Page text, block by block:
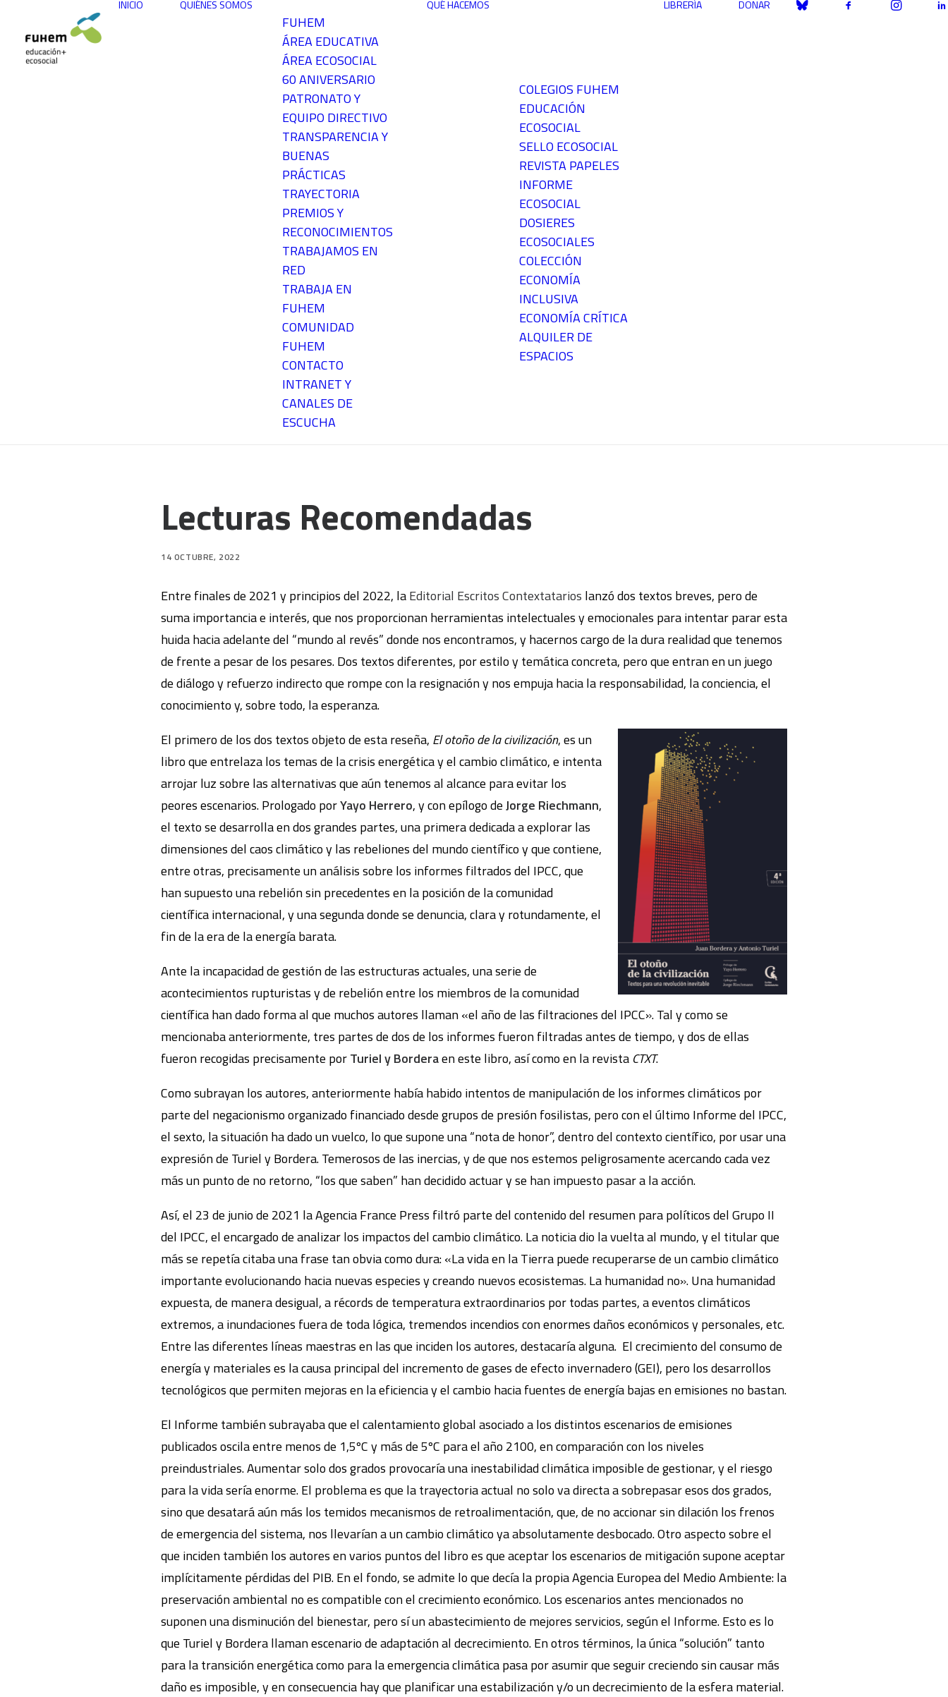
INICIO QUIÉNES SOMOS
FUHEM
ÁREA EDUCATIVA
ÁREA ECOSOCIAL
60 ANIVERSARIO
PATRONATO Y
EQUIPO DIRECTIVO
TRANSPARENCIA Y
BUENAS
PRÁCTICAS
TRAYECTORIA
PREMIOS Y
RECONOCIMIENTOS
TRABAJAMOS EN
RED
TRABAJA EN
FUHEM
COMUNIDAD
FUHEM
CONTACTO
INTRANET Y
CANALES DE
ESCUCHA
QUÉ HACEMOS
COLEGIOS FUHEM
EDUCACIÓN
ECOSOCIAL
SELLO ECOSOCIAL
REVISTA PAPELES
INFORME
ECOSOCIAL
DOSIERES
ECOSOCIALES
COLECCIÓN
ECONOMÍA
INCLUSIVA
ECONOMÍA CRÍTICA
ALQUILER DE
ESPACIOS
LIBRERÍA DONAR
Lecturas Recomendadas
14 OCTUBRE, 2022
Entre finales de 2021 y principios del 2022, laEditorial Escritos Contextatarios lanzó dos textos breves, pero de
suma importancia e interés, que nos proporcionan herramientas intelectuales y emocionales para intentar parar esta
huida hacia adelante del “mundo al revés” donde nos encontramos, y hacernos cargo de la dura realidad que tenemos
de frente a pesar de los pesares. Dos textos diferentes, por estilo y temática concreta, pero que entran en un juego
de diálogo y refuerzo indirecto que rompe con la resignación y nos empuja hacia la responsabilidad, la conciencia, el
conocimiento y, sobre todo, la esperanza.
El primero de los dos textos objeto de esta reseña, El otoño de la civilización, es un
libro que entrelaza los temas de la crisis energética y el cambio climático, e intenta
arrojar luz sobre las alternativas que aún tenemos al alcance para evitar los
peores escenarios. Prologado porYayo Herrero, y con epílogo deJorge Riechmann,
el texto se desarrolla en dos grandes partes, una primera dedicada a explorar las
dimensiones del caos climático y las rebeliones del mundo científico y que contiene,
entre otras, precisamente un análisis sobre los informes filtrados del IPCC, que
han supuesto una rebelión sin precedentes en la posición de la comunidad
científica internacional, y una segunda donde se denuncia, clara y rotundamente, el
fin de la era de la energía barata.
Ante la incapacidad de gestión de las estructuras actuales, una serie de
acontecimientos rupturistas y de rebelión entre los miembros de la comunidad
científica han dado forma al que muchos autores llaman «el año de las filtraciones del IPCC». Tal y como se
mencionaba anteriormente, tres partes de dos de los informes fueron filtradas antes de tiempo, y dos de ellas
fueron recogidas precisamente porTuriel y Borderaen este libro, así como en la revista CTXT.
Como subrayan los autores, anteriormente había habido intentos de manipulación de los informes climáticos por
parte del negacionismo organizado financiado desde grupos de presión fosilistas, pero con el último Informe del IPCC,
el sexto, la situación ha dado un vuelco, lo que supone una “nota de honor”, dentro del contexto científico, por usar una
expresión de Turiel y Bordera. Temerosos de las inercias, y de que nos estemos peligrosamente acercando cada vez
más un punto de no retorno, “los que saben” han decidido actuar y se han impuesto pasar a la acción.
Así, el 23 de junio de 2021 la Agencia France Press filtró parte del contenido del resumen para políticos del Grupo II
del IPCC, el encargado de analizar los impactos del cambio climático. La noticia dio la vuelta al mundo, y el titular que
más se repetía citaba una frase tan obvia como dura: «La vida en la Tierra puede recuperarse de un cambio climático
importante evolucionando hacia nuevas especies y creando nuevos ecosistemas. La humanidad no». Una humanidad
expuesta, de manera desigual, a récords de temperatura extraordinarios por todas partes, a eventos climáticos
extremos, a inundaciones fuera de toda lógica, tremendos incendios con enormes daños económicos y personales, etc.
Entre las diferentes líneas maestras en las que inciden los autores, destacaría alguna. El crecimiento del consumo de
energía y materiales es la causa principal del incremento de gases de efecto invernadero (GEI), pero los desarrollos
tecnológicos que permiten mejoras en la eficiencia y el cambio hacia fuentes de energía bajas en emisiones no bastan.
El Informe también subrayaba que el calentamiento global asociado a los distintos escenarios de emisiones
publicados oscila entre menos de 1,5ºC y más de 5ºC para el año 2100, en comparación con los niveles
preindustriales. Aumentar solo dos grados provocaría una inestabilidad climática imposible de gestionar, y el riesgo
para la vida sería enorme. El problema es que la trayectoria actual no solo va directa a sobrepasar esos dos grados,
sino que desatará aún más los temidos mecanismos de retroalimentación, que, de no accionar sin dilación los frenos
de emergencia del sistema, nos llevarían a un cambio climático ya absolutamente desbocado. Otro aspecto sobre el
que inciden también los autores en varios puntos del libro es que aceptar los escenarios de mitigación supone aceptar
implícitamente pérdidas del PIB. En el fondo, se admite lo que decía la propia Agencia Europea del Medio Ambiente: la
preservación ambiental no es compatible con el crecimiento económico. Los escenarios antes mencionados no
suponen una disminución del bienestar, pero sí un abastecimiento de mejores servicios, según el Informe. Esto es lo
que Turiel y Bordera llaman escenario de adaptación al decrecimiento. En otros términos, la única “solución” tanto
para la transición energética como para la emergencia climática pasa por asumir que seguir creciendo sin causar más
daño es imposible, y en consecuencia hay que planificar una estabilización y/o un decrecimiento de la esfera material.